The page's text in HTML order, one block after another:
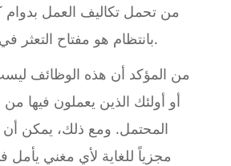
من تحمل تكاليف العمل بدوام
بانتظام هو مفتاح التعثر في الفرصة المناسبة.
من المؤكد أن هذه الوظائف
أو أولئك الذين يعملون فيها
المحتمل. ومع ذلك، يمكن أن
مجزياً للغاية لأي مغني